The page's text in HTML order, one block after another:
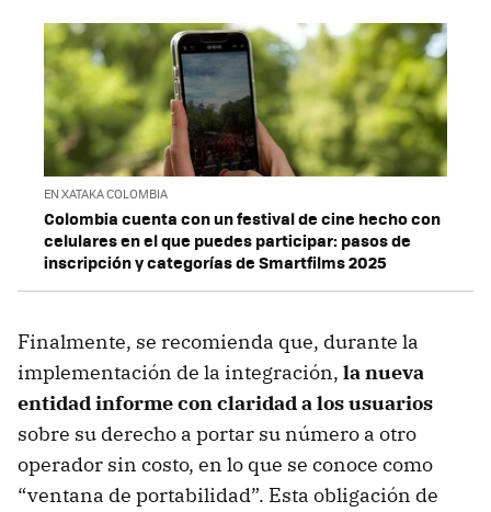
EN XATAKA COLOMBIA
Colombia cuenta con un festival de cine hecho con
celulares en el que puedes participar: pasos de
inscripción y categorías de Smartfilms 2025
Finalmente, se recomienda que, durante la
implementación de la integración, la nueva
entidad informe con claridad a los usuarios
sobre su derecho a portar su número a otro
operador sin costo, en lo que se conoce como
“ventana de portabilidad”. Esta obligación de